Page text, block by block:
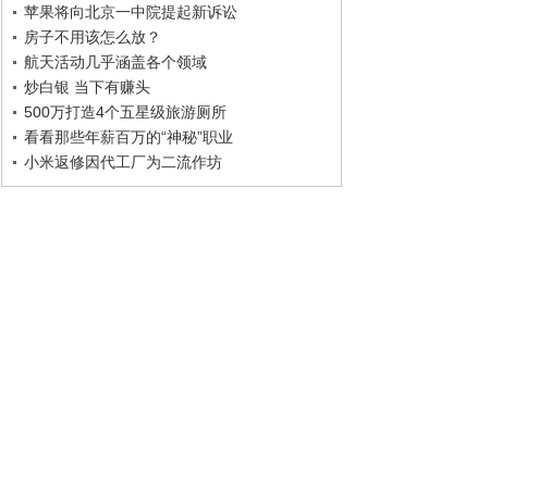
苹果将向北京一中院提起新诉讼
房子不用该怎么放？
航天活动几乎涵盖各个领域
炒白银 当下有赚头
500万打造4个五星级旅游厕所
看看那些年薪百万的“神秘”职业
小米返修因代工厂为二流作坊